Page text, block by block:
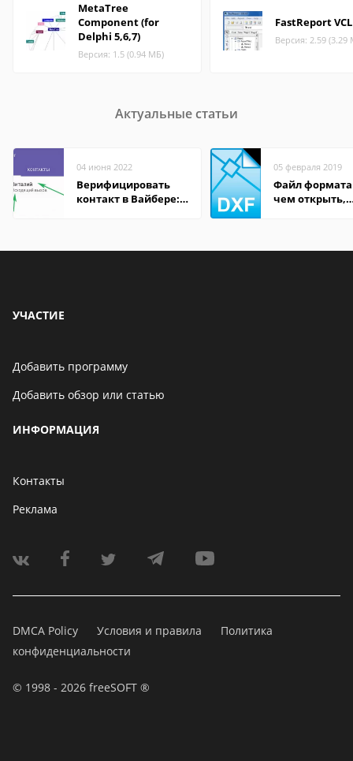
MetaTree
Component (for
Delphi 5,6,7)
Версия: 1.5 (0.94 МБ)
FastReport VCL
Версия: 2.59 (3.29
Актуальные статьи
04 июня 2022
Верифицировать
контакт в Вайбере:
05 февраля 2019
Файл формата
чем открыть,
УЧАСТИЕ
Добавить программу
Добавить обзор или статью
ИНФОРМАЦИЯ
Контакты
Реклама
DMCA Policy Условия и правила
Политика
конфиденциальности
© 1998 - 2026 freeSOFT ®